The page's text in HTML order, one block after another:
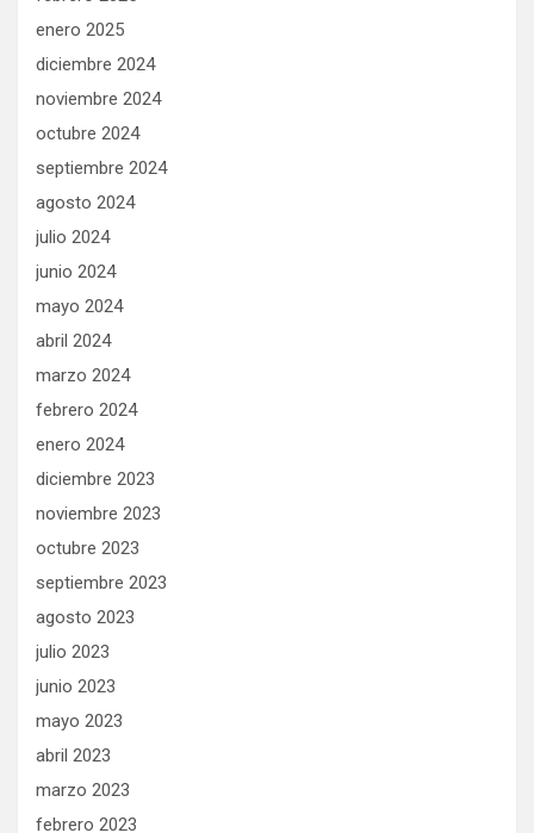
enero 2025
diciembre 2024
noviembre 2024
octubre 2024
septiembre 2024
agosto 2024
julio 2024
junio 2024
mayo 2024
abril 2024
marzo 2024
febrero 2024
enero 2024
diciembre 2023
noviembre 2023
octubre 2023
septiembre 2023
agosto 2023
julio 2023
junio 2023
mayo 2023
abril 2023
marzo 2023
febrero 2023